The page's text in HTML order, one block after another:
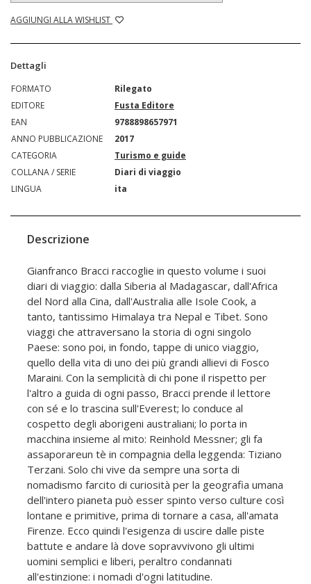
AGGIUNGI ALLA WISHLIST
Dettagli
FORMATO
Rilegato
EDITORE
Fusta Editore
EAN
9788898657971
ANNO PUBBLICAZIONE
2017
CATEGORIA
Turismo e guide
COLLANA / SERIE
Diari di viaggio
LINGUA
ita
Descrizione
Gianfranco Bracci raccoglie in questo volume i suoi
diari di viaggio: dalla Siberia al Madagascar, dall'Africa
del Nord alla Cina, dall'Australia alle Isole Cook, a
tanto, tantissimo Himalaya tra Nepal e Tibet. Sono
viaggi che attraversano la storia di ogni singolo
Paese: sono poi, in fondo, tappe di unico viaggio,
quello della vita di uno dei più grandi allievi di Fosco
Maraini. Con la semplicità di chi pone il rispetto per
l'altro a guida di ogni passo, Bracci prende il lettore
con sé e lo trascina sull'Everest; lo conduce al
cospetto degli aborigeni australiani; lo porta in
macchina insieme al mito: Reinhold Messner; gli fa
assaporareun tè in compagnia della leggenda: Tiziano
Terzani. Solo chi vive da sempre una sorta di
nomadismo farcito di curiosità per la geografia umana
dell'intero pianeta può esser spinto verso culture così
lontane e primitive, prima di tornare a casa, all'amata
Firenze. Ecco quindi l'esigenza di uscire dalle piste
battute e andare là dove sopravvivono gli ultimi
uomini semplici e liberi, peraltro condannati
all'estinzione: i nomadi d'ogni latitudine.